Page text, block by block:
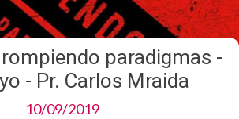
paradigmas -
- Pr. Carlos Mraida
10/09/2019